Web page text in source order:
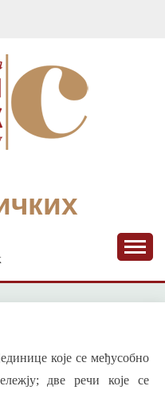
које се међусобно
две речи које се